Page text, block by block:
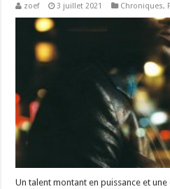
zoef 3 juillet 2021 Chroniques,
Un talent montant en puissance et